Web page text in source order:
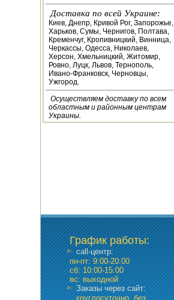
ДЛЯ ОГОРОДА
НАВЕСНОЕ ДЛЯ
МОТОБЛОКОВ
СЕПАРАТОРЫ И
МАСЛОБОЙКИ
СЫРОВАРНИ
ДРОВОКОЛЫ
ГАЗОВЫЕ БАЛЛОНЫ
НАСТОЛЬНЫЕ
ПЛИТЫ
Доставка по всей Украине:
Киев, Днепр, Кривой Рог, Запорожье,
Харьков, Сумы, Чернигов, Полтава,
Кременчуг, Кропивницкий, Винница,
Черкассы, Одесса, Николаев,
Херсон, Хмельницкий, Житомир,
Ровно, Луцк, Львов, Тернополь,
Ивано-Франковск, Черновцы,
Ужгород.
Осуществляем доставку по всем
областным и районным центрам
Украины.
График работы:
call-центр:
пн-пт: 9:00-20:00
сб: 10:00-15:00
вс: выходной
Заказы через сайт:
круглосуточно, без